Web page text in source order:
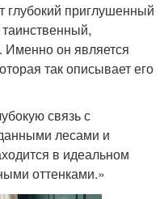
глубокий приглушенный
Именно он является
так описывает его
связь с
лесами и
в идеальном
оттенками.»